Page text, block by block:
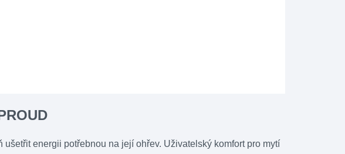
energii potřebnou na její ohřev. Uživatelský komfort pro mytí